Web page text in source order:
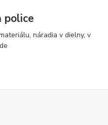
police
náradia v dielny, v